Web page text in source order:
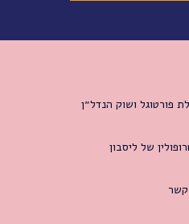
פורטוגל ושוק הנדל״ן
של ליסבון
קשר